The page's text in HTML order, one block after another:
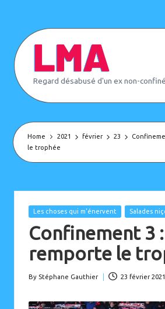
content
L
e
M
e
d'
o
u
p
a
Regard désabusé d'un ex non-
Home 2021 février 23
le trophée
Posted
Les choses qui m'énervent Salades
Confinement 3
remporte le
Posted
By Stéphane Gauthier 23 février 2021